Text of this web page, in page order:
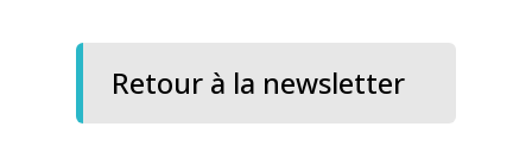
Retour à la newsletter